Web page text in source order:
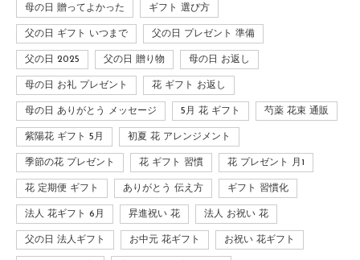
母の日 贈ってよかった ギフト 選び方
父の日 ギフト いつまで 父の日 プレゼント 準備
父の日 2025 父の日 贈り物 母の日 お返し
母の日 お礼 プレゼント 花 ギフト お返し
母の日 ありがとう メッセージ 5月 花 ギフト 芍薬 花束 通販
紫陽花 ギフト 5月 初夏 花 アレンジメント
季節の花 プレゼント 花 ギフト 習慣 花 プレゼント 月1
花 定期便 ギフト ありがとう 伝え方 ギフト 習慣化
法人 花ギフト 6月 昇進祝い 花 法人 お祝い 花
父の日 法人ギフト お中元 花ギフト お祝い 花ギフト